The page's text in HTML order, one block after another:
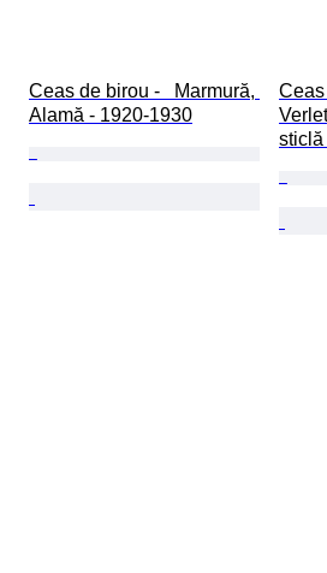
Ceas de birou -   Marmură,
Alamă - 1920-1930
Ceas
sticlă